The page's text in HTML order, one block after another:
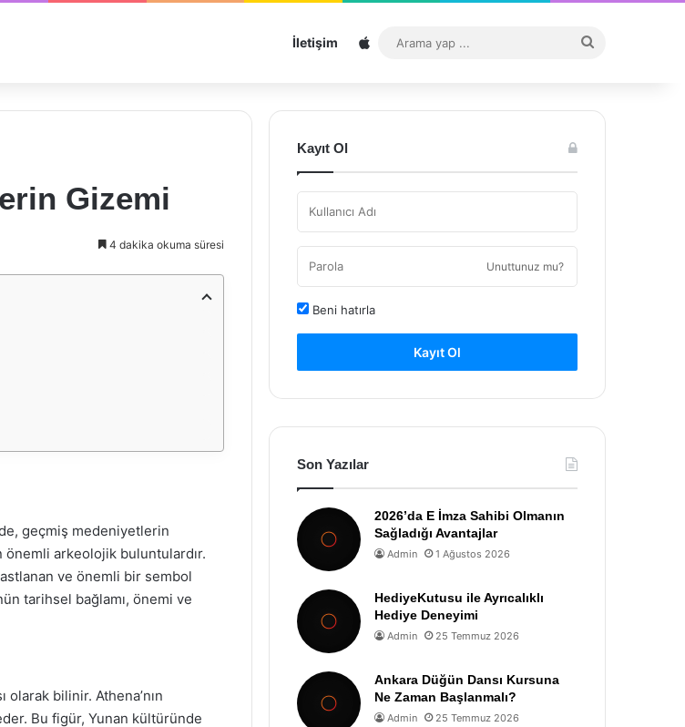
İletişim Sitemap
...
Gizemi
4 dakika okuma süresi
geçmiş medeniyetlerin
önemli arkeolojik buluntulardır.
ve önemli bir sembol
tarihsel bağlamı, önemi ve
bilinir. Athena’nın
Bu figür, Yunan kültüründe
Kayıt Ol
Unuttunuz mu?
Beni hatırla
Kayıt Ol
Son Yazılar
2026’da E İmza Sahibi Olmanın
Sağladığı Avantajlar
Admin 1 Ağustos 2026
HediyeKutusu ile Ayrıcalıklı
Hediye Deneyimi
Admin 25 Temmuz 2026
Ankara Düğün Dansı Kursuna
Ne Zaman Başlanmalı?
Admin 25 Temmuz 2026